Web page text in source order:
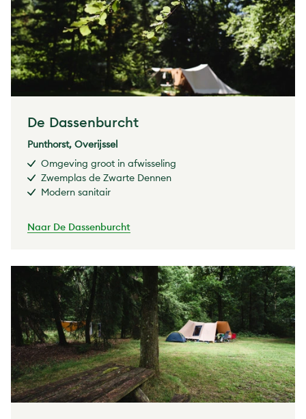
De Dassenburcht
Punthorst, Overijssel
Omgeving groot in afwisseling
Zwemplas de Zwarte Dennen
Modern sanitair
Naar De Dassenburcht